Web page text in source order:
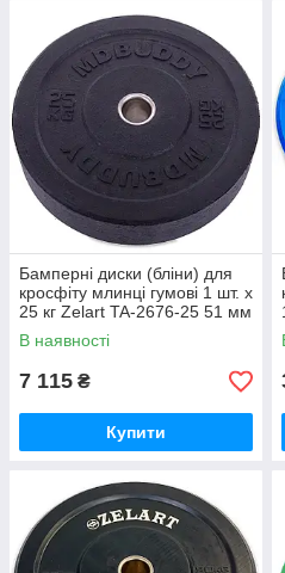
Бамперні диски (бліни) для
кросфіту млинці гумові 1 шт. х
25 кг Zelart TA-2676-25 51 мм
В наявності
7 115 ₴
Купити